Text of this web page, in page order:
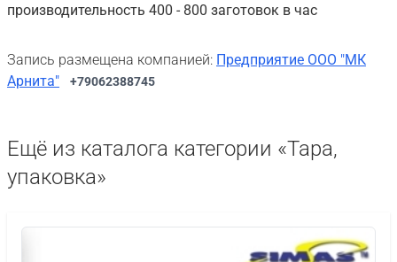
производительность 400 - 800 заготовок в час
Запись размещена компанией: Предприятие ООО "МК
Арнита"
+79062388745
Ещё из каталога категории «Тара,
упаковка»